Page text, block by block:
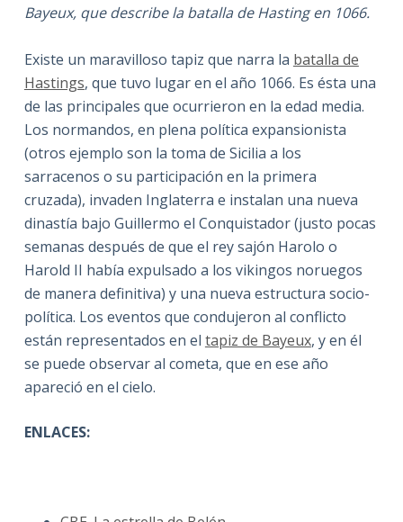
Bayeux, que describe la batalla de Hasting en 1066.
Existe un maravilloso tapiz que narra la batalla de
Hastings, que tuvo lugar en el año 1066. Es ésta una
de las principales que ocurrieron en la edad media.
Los normandos, en plena política expansionista
(otros ejemplo son la toma de Sicilia a los
sarracenos o su participación en la primera
cruzada), invaden Inglaterra e instalan una nueva
dinastía bajo Guillermo el Conquistador (justo pocas
semanas después de que el rey sajón Harolo o
Harold II había expulsado a los vikingos noruegos
de manera definitiva) y una nueva estructura socio-
política. Los eventos que condujeron al conflicto
están representados en el tapiz de Bayeux, y en él
se puede observar al cometa, que en ese año
apareció en el cielo.
ENLACES: